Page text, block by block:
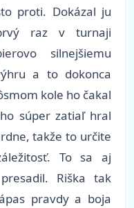
proti. Dokázal ju
raz v turnaji
silnejšiemu
a to dokonca
kole ho čakal
súper zatiaľ hral
takže to určite
To sa aj
Riška tak
pravdy a boja